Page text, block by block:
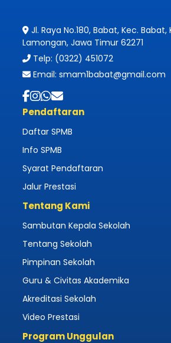
Jl. Raya No.180, Babat, Kec.
Lamongan, Jawa Timur 62271
Telp: (0322) 451072
Email: smam1babat@gmail.com
Pendaftaran
Daftar SPMB
Info SPMB
Syarat Pendaftaran
Jalur Prestasi
Tentang Kami
Sambutan Kepala Sekolah
Tentang Sekolah
Pimpinan Sekolah
Guru & Civitas Akademika
Akreditasi Sekolah
Video Prestasi
Program Unggulan